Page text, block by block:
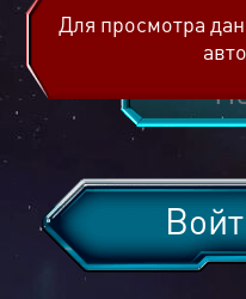
Для просмотра